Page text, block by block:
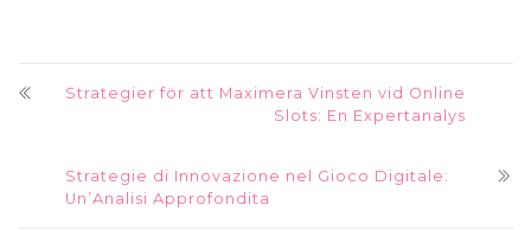
Strategier för att Maximera Vinsten vid Online
Slots: En Expertanalys
Strategie di Innovazione nel Gioco Digitale:
Un’Analisi Approfondita